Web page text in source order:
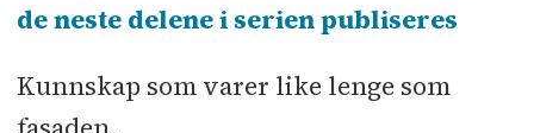
de neste delene i serien publiseres
Kunnskap som varer like lenge som